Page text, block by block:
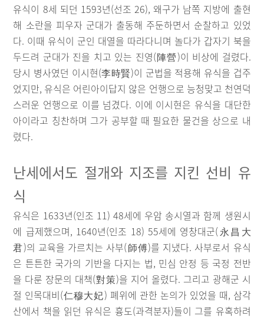
유식이 8세 되던 1593년(선조 26), 왜구가 남쪽 지방에 출현
해 소란을 피우자 군대가 출동해 주둔하면서 순찰하고 있었
다. 이때 유식이 군인 대열을 따라다니며 놀다가 갑자기 북을
두드려 군대가 진을 치고 있는 진영(陣營)이 비상에 걸렸다.
당시 병사였던 이시현(李時賢)이 군법을 적용해 유식을 겁주
었지만, 유식은 어린아이답지 않은 언행으로 능청맞고 천연덕
스러운 언행으로 이를 넘겼다. 이에 이시현은 유식을 대단한
아이라고 칭찬하며 그가 공부할 때 필요한 물건을 상으로 내
렸다.
난세에서도 절개와 지조를 지킨 선비 유
식
유식은 1633년(인조 11) 48세에 우암 송시열과 함께 생원시
에 급제했으며, 1640년(인조 18) 55세에 영창대군(永昌大
君)의 교육을 가르치는 사부(師傅)를 지냈다. 사부로서 유식
은 튼튼한 국가의 기반을 다지는 법, 민심 안정 등 국정 전반
을 다룬 장문의 대책(對策)을 지어 올렸다. 그리고 광해군 시
절 인목대비(仁穆大妃) 폐위에 관한 논의가 있었을 때, 삼각
산에서 책을 읽던 유식은 흉도(과격분자)들이 그를 유혹하려